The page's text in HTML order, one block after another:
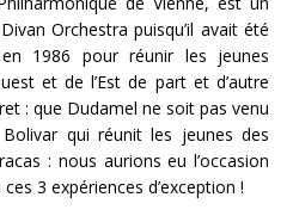
Orchestra puisqu’il avait été
1986 pour réunir les jeunes
et de l’Est de part et d’autre
: que Dudamel ne soit pas venu
qui réunit les jeunes des
: nous aurions eu l’occasion
3 expériences d’exception !